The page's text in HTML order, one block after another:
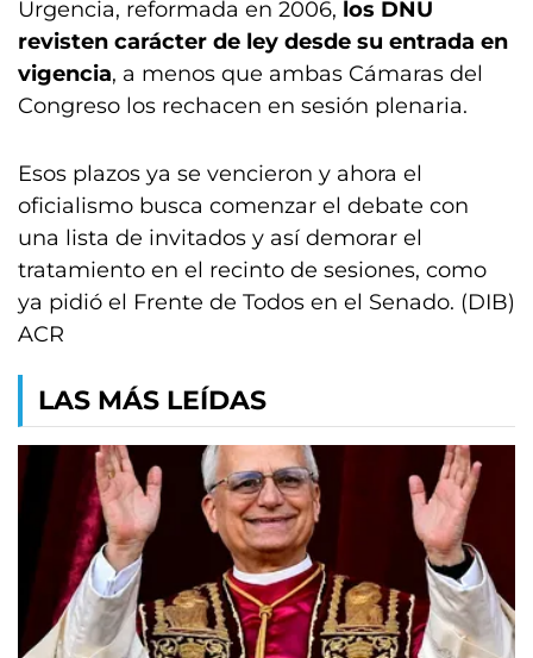
Urgencia, reformada en 2006, los DNU
revisten carácter de ley desde su entrada en
vigencia, a menos que ambas Cámaras del
Congreso los rechacen en sesión plenaria.
Esos plazos ya se vencieron y ahora el
oficialismo busca comenzar el debate con
una lista de invitados y así demorar el
tratamiento en el recinto de sesiones, como
ya pidió el Frente de Todos en el Senado. (DIB)
ACR
LAS MÁS LEÍDAS